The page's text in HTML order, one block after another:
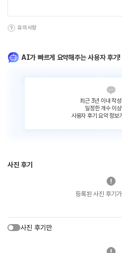
유의사항
AI가 빠르게 요약해주는 사용자 후기!
최근 3년 이내 작성
일정한 개수 이
사용자 후기 요약 정보
사진 후기
등록된 사진 후기
사진 후기만